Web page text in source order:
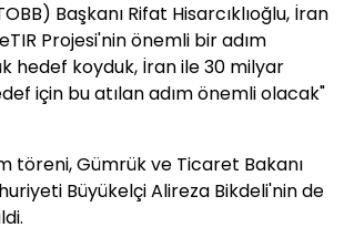
Başkanı Rifat Hisarcıklıoğlu, İran
Projesi'nin önemli bir adım
hedef koyduk, İran ile 30 milyar
için bu atılan adım önemli olacak"
töreni, Gümrük ve Ticaret Bakanı
Büyükelçi Alireza Bikdeli'nin de